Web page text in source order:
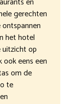
gerechten
het hotel
op
eens een
om de
te